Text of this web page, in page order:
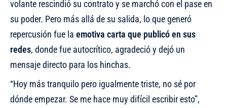
volante rescindió su contrato y se marchó con el pase en
su poder. Pero más allá de su salida, lo que generó
repercusión fue la emotiva carta que publicó en sus
redes, donde fue autocrítico, agradeció y dejó un
mensaje directo para los hinchas.
“Hoy más tranquilo pero igualmente triste, no sé por
dónde empezar. Se me hace muy difícil escribir esto”,